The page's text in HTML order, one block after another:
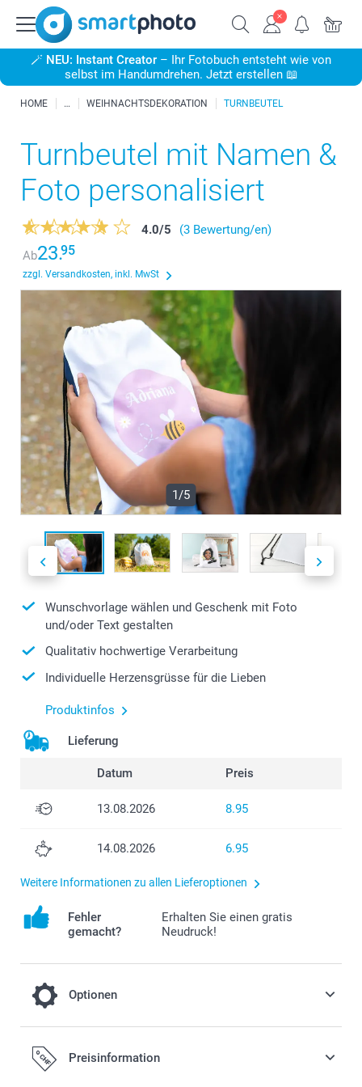
🪄 NEU: Instant Creator – Ihr Fotobuch entsteht wie von
selbst im Handumdrehen. Jetzt erstellen 📖
HOME WEIHNACHTSDEKORATION TURNBEUTEL
Turnbeutel mit Namen &
Foto personalisiert
4.0/5
(3 Bewertung/en)
Ab23.95
zzgl. Versandkosten, inkl. MwSt
1/5
Wunschvorlage wählen und Geschenk mit Foto
und/oder Text gestalten
Qualitativ hochwertige Verarbeitung
Individuelle Herzensgrüsse für die Lieben
Produktinfos
Lieferung
Datum Preis
13.08.2026 8.95
14.08.2026 6.95
Weitere Informationen zu allen Lieferoptionen
Fehler
gemacht?
Erhalten Sie einen gratis
Neudruck!
Optionen
Fügen Sie Ihrer Bestellung eine Miffy
Spardose hinzu
Preisinformation